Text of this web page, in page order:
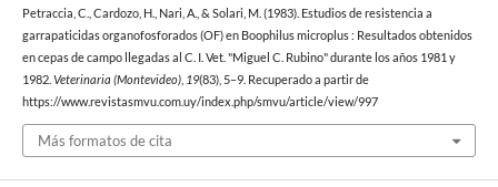
Petraccia, C., Cardozo, H., Nari, A., & Solari, M. (1983). Estudios de resistencia a
garrapaticidas organofosforados (OF) en Boophilus microplus : Resultados obtenidos
en cepas de campo llegadas al C. I. Vet. "Miguel C. Rubino" durante los años 1981 y
1982. Veterinaria (Montevideo), 19(83), 5–9. Recuperado a partir de
https://www.revistasmvu.com.uy/index.php/smvu/article/view/997
Más formatos de cita